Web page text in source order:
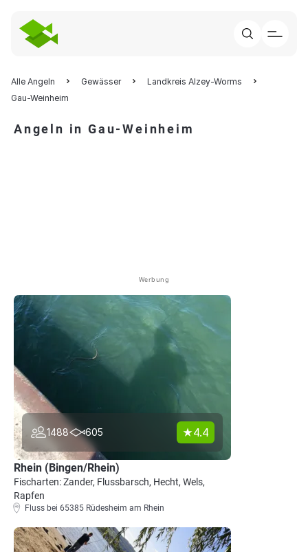
Alle Angeln Gewässer
Landkreis Alzey-Worms
Gau-Weinheim
Angeln in Gau-Weinheim
Werbung
1488 605 4.4
Rhein (Bingen/Rhein)
Fischarten: Zander, Flussbarsch, Hecht, Wels,
Rapfen
Fluss bei 65385 Rüdesheim am Rhein